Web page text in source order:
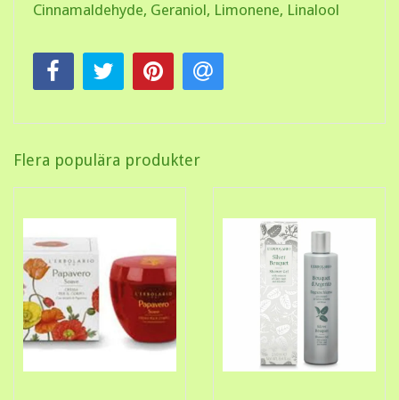
Cinnamaldehyde, Geraniol, Limonene, Linalool
Flera populära produkter